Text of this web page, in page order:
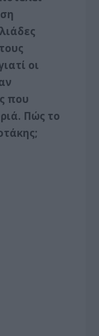
οι
που
Πώς το